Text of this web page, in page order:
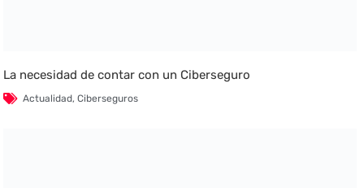
La necesidad de contar con un Ciberseguro
Actualidad,Ciberseguros